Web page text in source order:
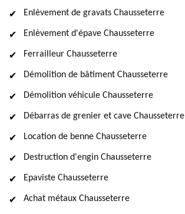
Enlèvement de gravats Chausseterre
Enlèvement d'épave Chausseterre
Ferrailleur Chausseterre
Démolition de bâtiment Chausseterre
Démolition véhicule Chausseterre
Débarras de grenier et cave Chausseterre
Location de benne Chausseterre
Destruction d'engin Chausseterre
Epaviste Chausseterre
Achat métaux Chausseterre